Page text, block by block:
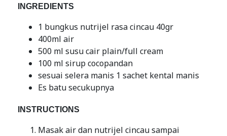
INGREDIENTS
1 bungkus nutrijel rasa cincau 40gr
400ml air
500 ml susu cair plain/full cream
100 ml sirup cocopandan
sesuai selera manis 1 sachet kental manis
Es batu secukupnya
INSTRUCTIONS
Masak air dan nutrijel cincau sampai